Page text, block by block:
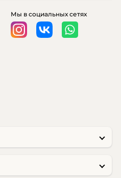
Мы в социальных сетях